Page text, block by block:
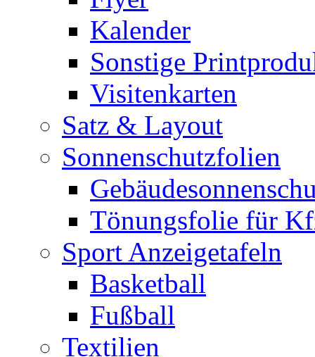
Kalender
Sonstige
Visitenkarten
Satz & Layout
Sonnenschutzfolien
Tönungsfolie für
Sport Anzeigetafeln
Basketball
Fußball
Textilien